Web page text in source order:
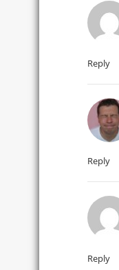
Reply
Reply
Reply